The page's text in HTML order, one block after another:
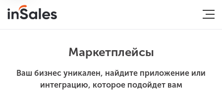
Маркетплейсы
Ваш бизнес уникален, найдите приложение или
интеграцию, которое подойдет вам